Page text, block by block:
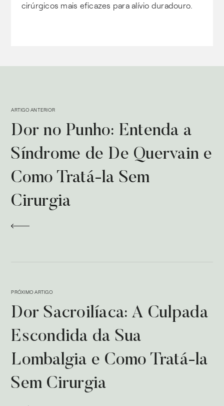
cirúrgicos mais eficazes para alívio duradouro.
ARTIGO ANTERIOR
Dor no Punho: Entenda a
Síndrome de De Quervain e
Como Tratá-la Sem
Cirurgia
PRÓXIMO ARTIGO
Dor Sacroilíaca: A Culpada
Escondida da Sua
Lombalgia e Como Tratá-la
Sem Cirurgia